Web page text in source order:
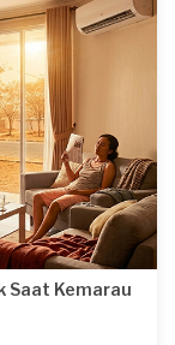
Saat Kemarau